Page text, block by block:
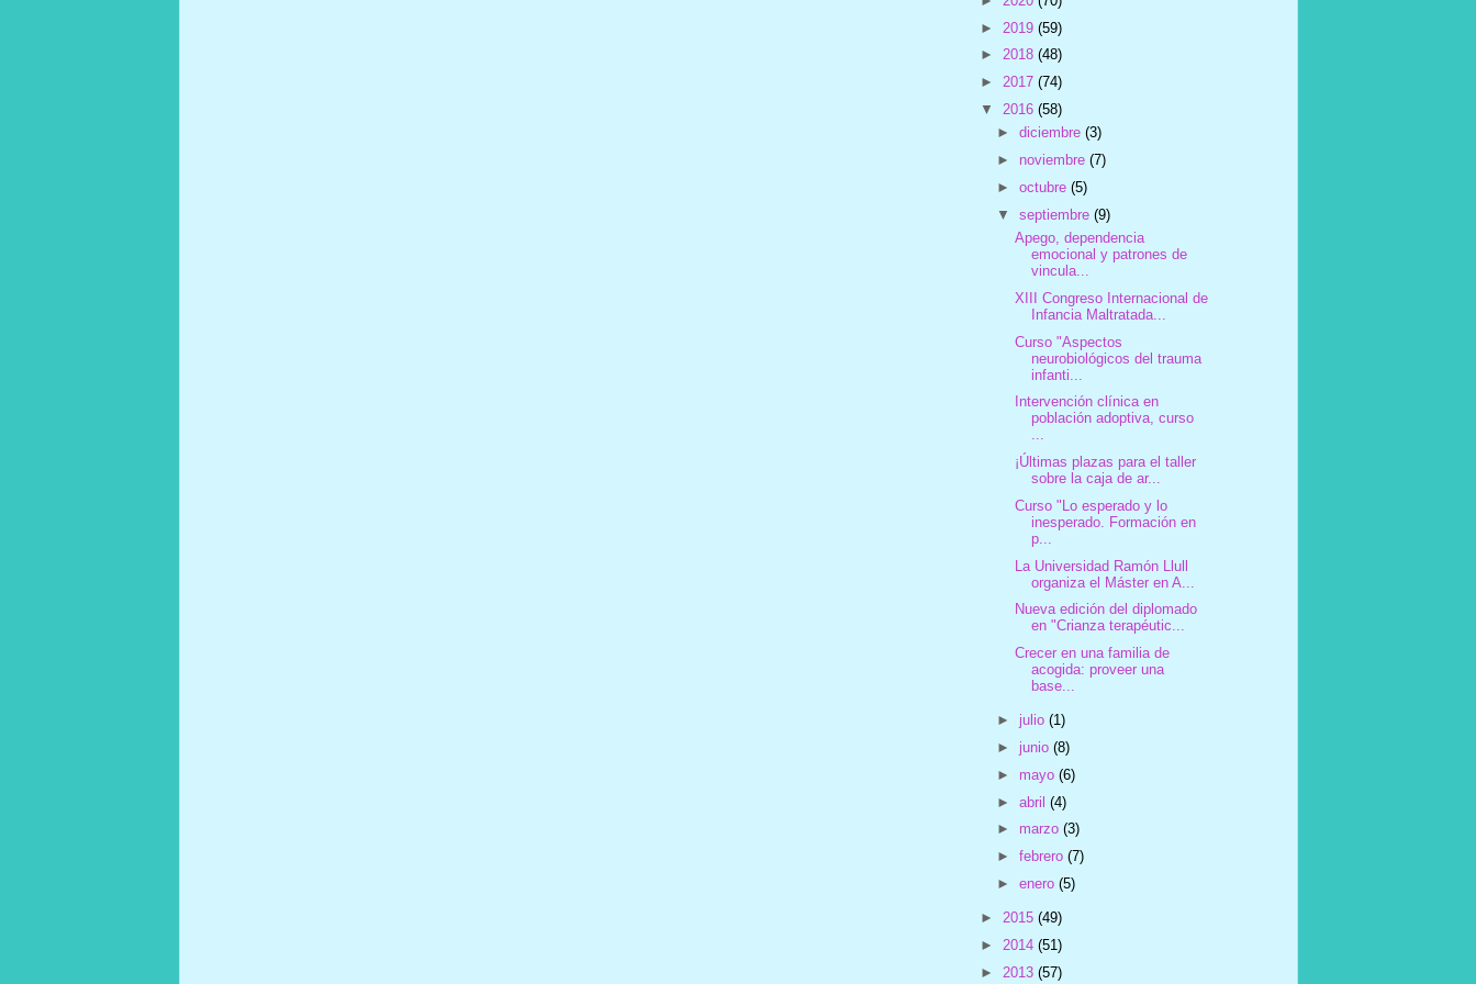
► 2019 (59)
► 2018 (48)
► 2017 (74)
▼ 2016 (58)
►diciembre(3)
► noviembre(7)
►octubre(5)
▼septiembre(9)
Apego, dependencia
emocional y patrones de
vincula...
XIII Congreso Internacional de
Infancia Maltratada...
Curso "Aspectos
neurobiológicos del trauma
infanti...
Intervención clínica en
población adoptiva, curso
...
¡Últimas plazas para el taller
sobre la caja de ar...
Curso "Lo esperado y lo
inesperado. Formación en
p...
La Universidad Ramón Llull
organiza el Máster en A...
Nueva edición del diplomado
en "Crianza terapéutic...
Crecer en una familia de
acogida: proveer una
base...
►julio(1)
►junio(8)
► mayo(6)
►abril(4)
► marzo(3)
►febrero(7)
►enero(5)
► 2015 (49)
► 2014 (51)
► 2013 (57)